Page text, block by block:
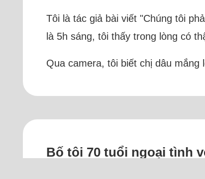
Tôi là tác giả bài viết "Chúng tôi
là 5h sáng, tôi thấy trong lòng có
Qua camera, tôi biết chị dâu
Bố tôi 70 tuổi ngoại tình